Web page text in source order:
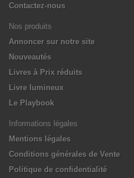
Contactez-nous
Nos produits
Annoncer sur notre site
Nouveautés
Livres à Prix réduits
Livre lumineux
Le Playbook
Informations légales
Mentions légales
Conditions générales de Vente
Politique de confidentialité